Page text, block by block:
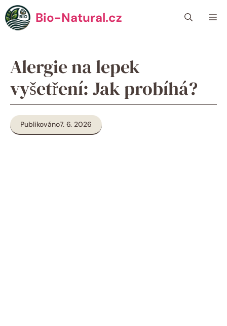
Přeskočit
na
obsah
Bio-Natural.cz
Alergie na lepek
vyšetření: Jak probíhá?
Publikováno7. 6. 2026